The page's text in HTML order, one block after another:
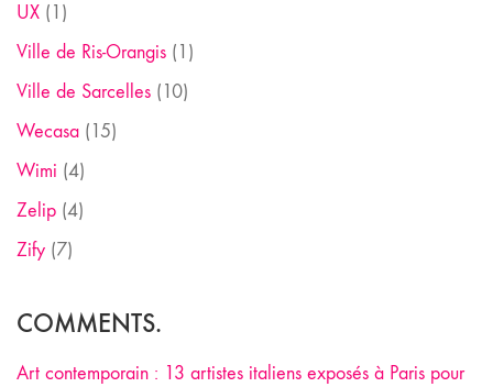
UX (1)
Ville de Ris-Orangis (1)
Ville de Sarcelles (10)
Wecasa (15)
Wimi (4)
Zelip (4)
Zify (7)
COMMENTS.
Art contemporain : 13 artistes italiens exposés à Paris pour